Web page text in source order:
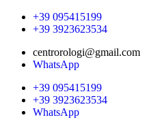
+39 095415199
+39 3923623534
centrorologi@gmail.com
WhatsApp
+39 095415199
+39 3923623534
WhatsApp